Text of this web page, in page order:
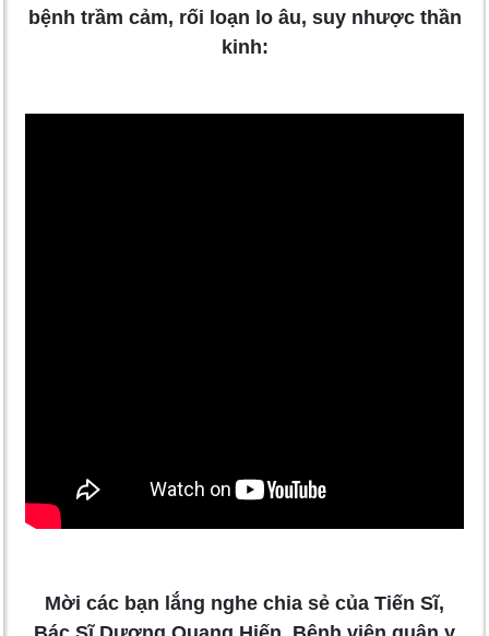
bệnh trầm cảm, rối loạn lo âu, suy nhược thần
kinh:
Mời các bạn lắng nghe chia sẻ của Tiến Sĩ,